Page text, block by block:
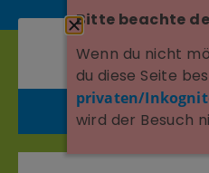
Bitte beachte
Wenn du nicht
du diese Seite
privaten/
wird der Besuch